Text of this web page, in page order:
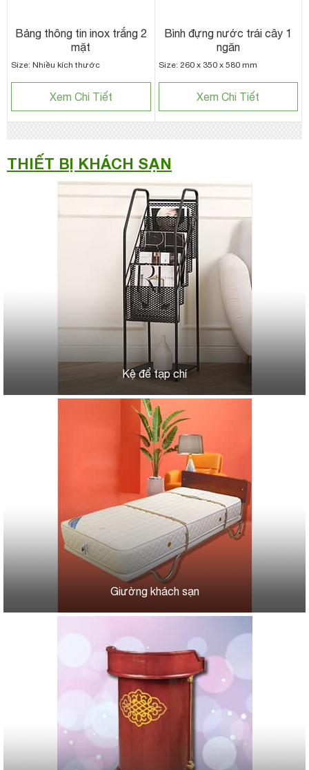
Bảng thông tin inox trắng 2
mặt
Size: Nhiều kích thước
Xem Chi Tiết
Bình đựng nước trái cây 1
ngăn
Size: 260 x 350 x 580 mm
Xem Chi Tiết
THIẾT BỊ KHÁCH SẠN
Kệ để tạp chí
Giường khách sạn